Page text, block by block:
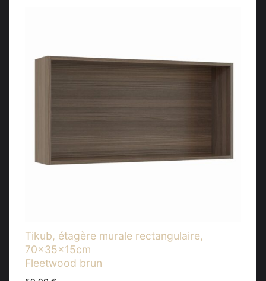
Tikub, étagère murale rectangulaire,
70x35x15cm
Fleetwood brun